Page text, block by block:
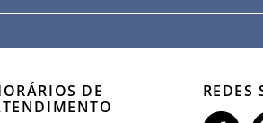
DE
REDES